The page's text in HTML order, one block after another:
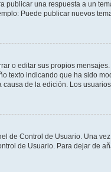
publicar una respuesta a un
Puede publicar nuevos
o editar sus propios
texto indicando que ha sido
de la edición. Los
de Control de Usuario. Una
de Usuario. Para dejar de